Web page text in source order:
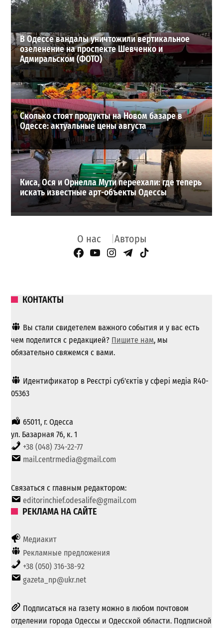
ВИБОР РЕДАКЦИИ
В Одессе вандалы уничтожили вертикальное
озеленение на проспекте Шевченко и
Адмиральском (ФОТО)
Сколько стоят продукты на Новом базаре в
Одессе: актуальные цены августа
Киса, Ося и Орнелла Мути переехали: где теперь
искать известные арт-объекты Одессы
О нас Авторы
Facebook Page
YouTube
Instagram
Telegram
TikTok
КОНТАКТЫ
Вы стали свидетелем важного события и у вас есть
чем поделится с редакцией? Пишите нам, мы
обязательно свяжемся с вами.
Идентификатор в Реєстрі суб'єктів у сфері медіа R40-
05363
65011, г. Одесса
ул. Базарная 76, к. 1
+38 (048) 734-22-77
mail.centrmedia@gmail.com
Связаться с главным редактором:
editorinchief.odesalife@gmail.com
РЕКЛАМА НА САЙТЕ
Медиакит
Рекламные предложения
+38 (050) 316-38-92
gazeta_np@ukr.net
Подписаться на газету можно в любом почтовом
отделении города Одессы и Одесской области. Подписной